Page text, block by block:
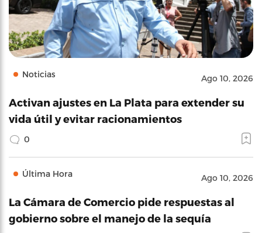
Noticias Ago 10, 2026
Activan ajustes en La Plata para extender su
vida útil y evitar racionamientos
0
Última Hora Ago 10, 2026
La Cámara de Comercio pide respuestas al
gobierno sobre el manejo de la sequía